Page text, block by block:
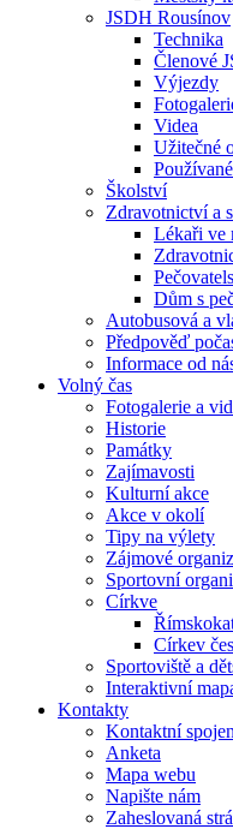
JSDH Rousínov
Technika
Členové
Výjezdy
Videa
Užitečné
Školství
Zdravotnictví a
Lékaři ve
Dům s
Autobusová a
Předpověď
Informace od
Volný čas
Fotogalerie a
Historie
Památky
Zajímavosti
Kulturní akce
Akce v okolí
Tipy na výlety
Zájmové
Sportovní
Církve
Církev
Sportoviště a
Interaktivní
Kontakty
Kontaktní
Anketa
Mapa webu
Napište nám
Zaheslovaná